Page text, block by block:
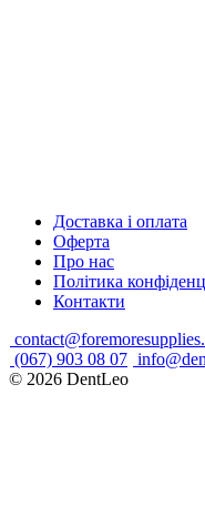
Доставка і оплата
Оферта
Про нас
Політика
Контакти
(067) 903 08 07
© 2026 DentLeo